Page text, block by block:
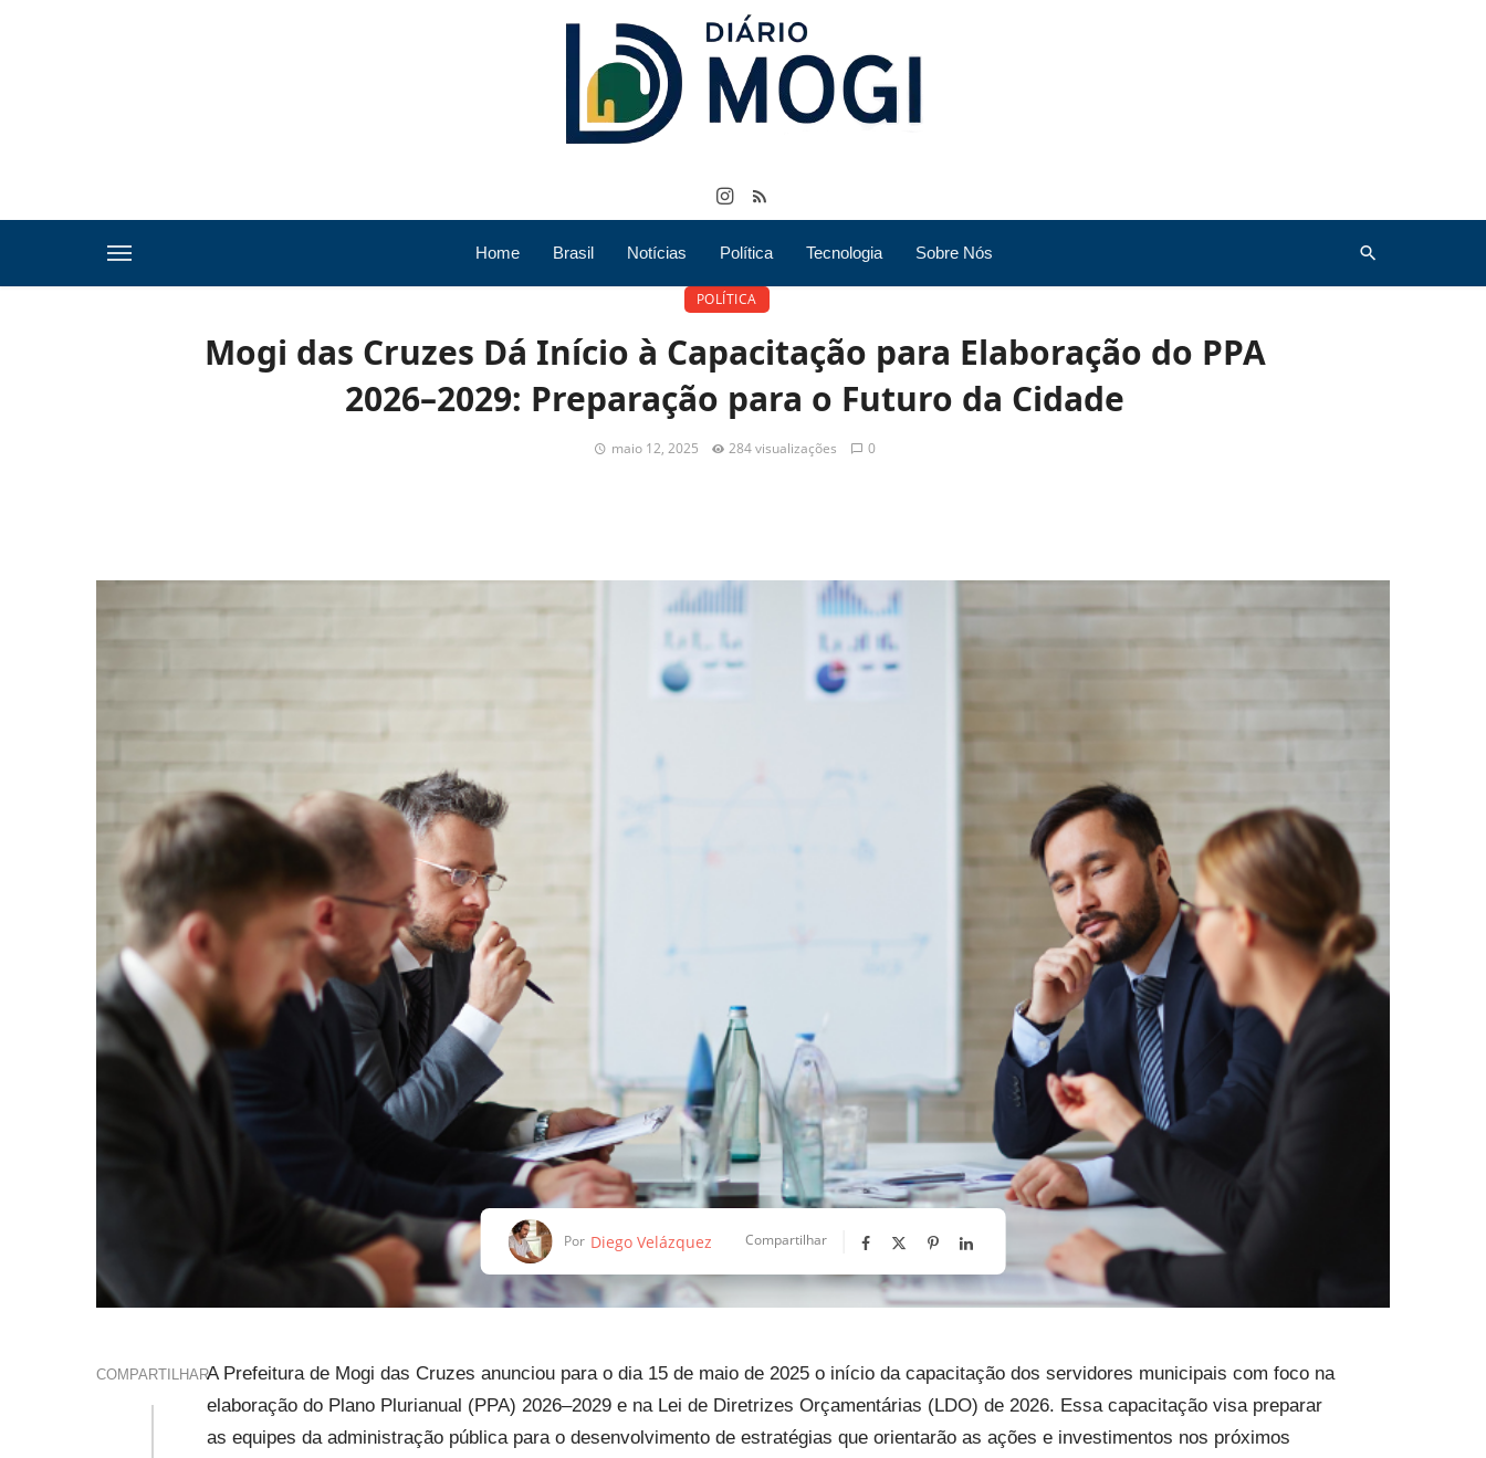
Home Brasil Notícias Política Tecnologia Sobre Nós
POLÍTICA
Mogi das Cruzes Dá Início à Capacitação para Elaboração do PPA
2026–2029: Preparação para o Futuro da Cidade
maio 12, 2025 284 visualizações 0
Por Diego Velázquez Compartilhar
COMPARTILHARA Prefeitura de Mogi das Cruzes anunciou para o dia 15 de maio de 2025 o início da capacitação dos servidores municipais com foco na
elaboração do Plano Plurianual (PPA) 2026–2029 e na Lei de Diretrizes Orçamentárias (LDO) de 2026. Essa capacitação visa preparar
as equipes da administração pública para o desenvolvimento de estratégias que orientarão as ações e investimentos nos próximos